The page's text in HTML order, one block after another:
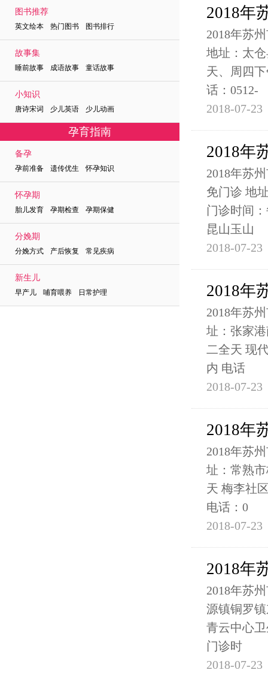
图书推荐
英文绘本 热门图书 图书排行
故事集
睡前故事 成语故事 童话故事
小知识
唐诗宋词 少儿英语 少儿动画
孕育指南
备孕
孕前准备 遗传优生 怀孕知识
怀孕期
胎儿发育 孕期检查 孕期保健
分娩期
分娩方式 产后恢复 常见疾病
新生儿
早产儿 哺育喂养 日常护理
2018年
2018年苏
地址：太
天、周四
话：0512-
2018-07-23
2018年
2018年苏
免门诊 地
门诊时间
昆山玉山
2018-07-23
2018年
2018年苏
址：张家
二全天 现
内 电话
2018-07-23
2018年
2018年苏
址：常熟
天 梅李社
电话：0
2018-07-23
2018年
2018年苏
源镇铜罗
青云中心
门诊时
2018-07-23